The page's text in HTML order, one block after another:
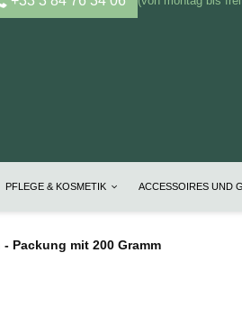
PFLEGE & KOSMETIK ACCESSOIRES UND
Packung mit 200 Gramm